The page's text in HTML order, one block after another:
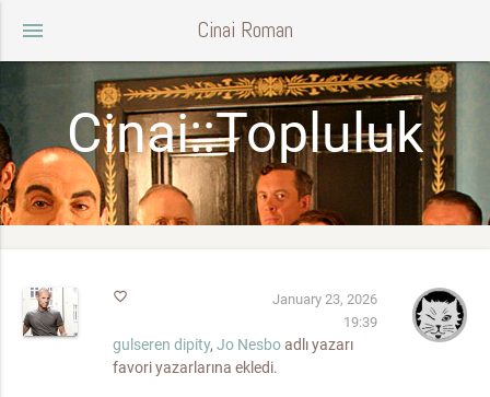
menu Cinai Roman
Cinai::Topluluk
favorite_border
January 23, 2026
19:39
gulseren dipity, Jo Nesbo adlı yazarı
favori yazarlarına ekledi.